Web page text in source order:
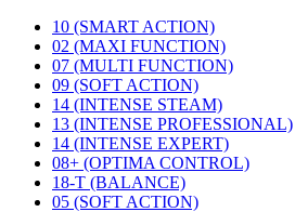
10 (SMART ACTION)
02 (MAXI FUNCTION)
07 (MULTI FUNCTION)
09 (SOFT ACTION)
14 (INTENSE STEAM)
13 (INTENSE PROFESSIONAL)
14 (INTENSE EXPERT)
08+ (OPTIMA CONTROL)
18-T (BALANCE)
05 (SOFT ACTION)